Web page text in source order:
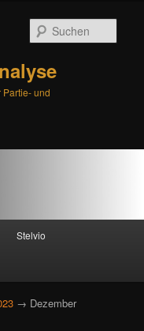
und
Stelvio
→ Dezember